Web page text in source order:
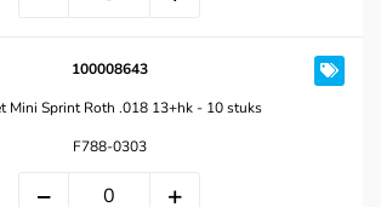
100008643
Mini Sprint Roth .018 13+hk - 10 stuks
F788-0303